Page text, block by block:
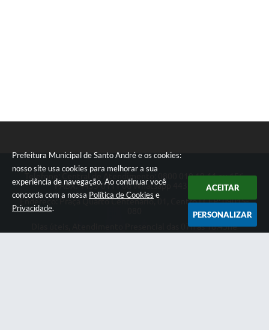
Prefeitura Municipal de Santo André e os cookies:
nosso site usa cookies para melhorar a sua
experiência de navegação. Ao continuar você
concorda com a nossa Política de Cookies e
Privacidade.
ACEITAR
PERSONALIZAR
Telefone: Central de Atendimento: 0800 019 19 44 ou 156
PABX: 4433-0111 ou Whatsapp 4433-0123
Endereço: Praça Quarto Centenário, 01, Centro | CEP: 09015-
Dias úteis, Atendimento Presencial das 07h as 18:45he